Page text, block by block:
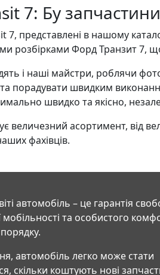
7: Бу
представлені в нашому
розбірками Форд Транзит 7,
і наші майстри, роблячи
порадувати швидким
швидко та якісно,
величезний асортимент, від
фахівців.
автомобіль – це гарантія
та особистого
автомобіль легко може стати
скільки коштують нові